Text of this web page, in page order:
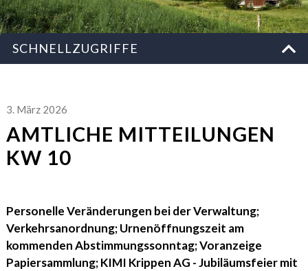
SCHNELLZUGRIFFE
AMTLICHE MITTEILUNGEN
KW 10
3. März 2026
Personelle Veränderungen bei der Verwaltung;
Verkehrsanordnung; Urnenöffnungszeit am
kommenden Abstimmungssonntag; Voranzeige
Papiersammlung; KIMI Krippen AG - Jubiläumsfeier mit